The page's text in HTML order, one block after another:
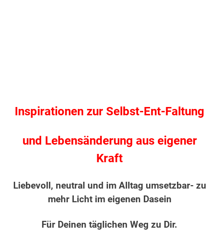
Inspirationen zur Selbst-Ent-Faltung
und Lebensänderung aus eigener
Kraft
Liebevoll, neutral und im Alltag umsetzbar- zu
mehr Licht im eigenen Dasein
Für Deinen täglichen Weg zu Dir.